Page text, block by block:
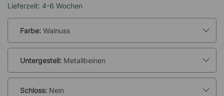
Lieferzeit: 4-6 Wochen
Farbe: Walnuss
Untergestell: Metallbeinen
Schloss: Nein